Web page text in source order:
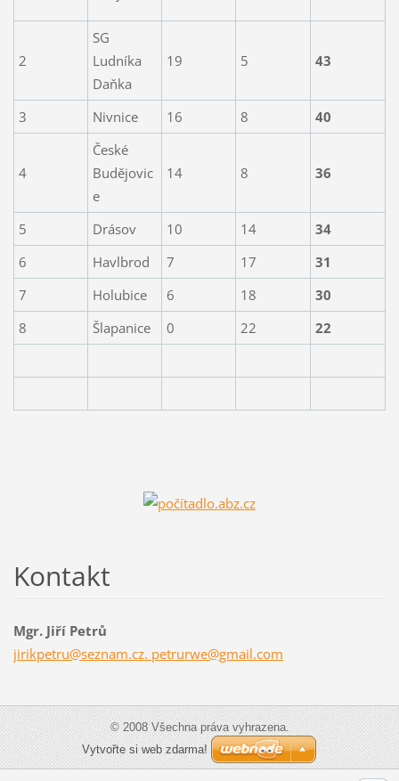
2
SG
Ludníka
Daňka
19 5 43
3 Nivnice 16 8 40
4
České
Budějovic
e
14 8 36
5 Drásov 10 14
34
6
Havlbrod 7 17
31
7
Holubice 6 18
30
8
Šlapanice 0 22 22
Kontakt
Mgr. Jiří Petrů
jirikpetru@seznam.cz. petrurwe@gmail.com
© 2008 Všechna práva vyhrazena.
Vytvořte si web zdarma!